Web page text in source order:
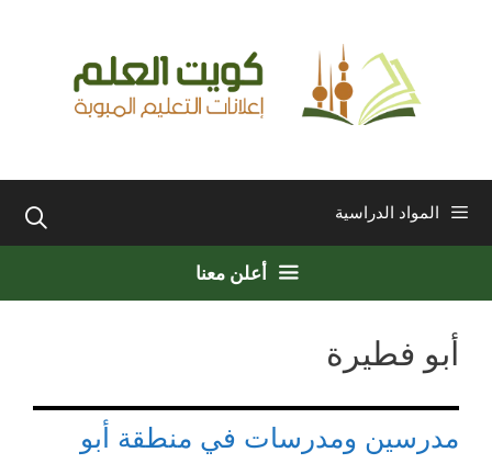
المواد الدراسية
أعلن معنا
أبو فطيرة
مدرسين ومدرسات في منطقة أبو